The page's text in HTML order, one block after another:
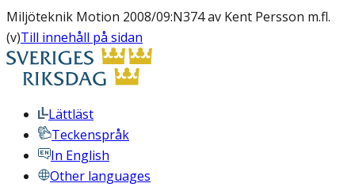
Miljöteknik Motion 2008/09:N374 av Kent Persson m.fl.
(v)Till innehåll på sidan
Lättläst
Teckenspråk
In English
Other languages